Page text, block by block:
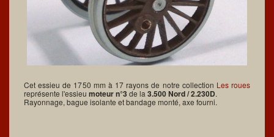
Cet essieu de 1750 mm à 17 rayons de notre collection Les roues
représente l'essieu moteur n°3 de la 3.500 Nord / 2.230D.
Rayonnage, bague isolante et bandage monté, axe fourni.